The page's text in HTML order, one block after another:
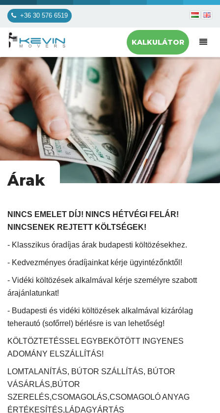
+36 30 576 6519
KALKULÁTOR
Árak
NINCS EMELET DÍJ! NINCS HÉTVÉGI FELÁR!
NINCSENEK REJTETT KÖLTSÉGEK!
- Klasszikus óradíjas árak budapesti költözésekhez.
- Kedvezményes óradíjainkat kérje ügyintézőnktől!
- Vidéki költözések alkalmával kérje személyre szabott
árajánlatunkat!
- Budapesti és vidéki költözések alkalmával kizárólag
teherautó (sofőrrel) bérlésre is van lehetőség!
KÖLTÖZTETÉSSEL EGYBEKÖTÖTT INGYENES
ADOMÁNY ELSZÁLLÍTÁS!
LOMTALANÍTÁS, BÚTOR SZÁLLÍTÁS, BÚTOR
VÁSÁRLÁS,BÚTOR
SZERELÉS,CSOMAGOLÁS,CSOMAGOLÓ ANYAG
ÉRTÉKESÍTÉS,LÁDAGYÁRTÁS